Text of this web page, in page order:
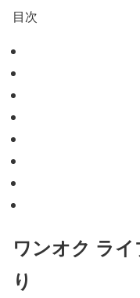
目次
ワンオク ライ
り